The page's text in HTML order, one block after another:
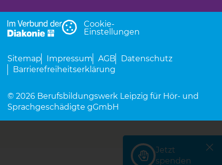
Jetzt
spenden
(Link öffnet einen
Cookie-
Einstellungen
Sitemap Impressum AGB
Datenschutz
Barrierefreiheitserklärung
© 2026 Berufsbildungswerk Leipzig für Hör- und
Sprachgeschädigte gGmbH